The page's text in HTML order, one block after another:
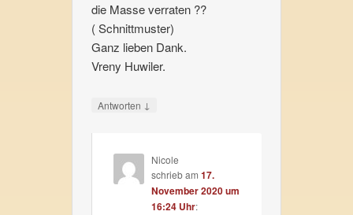
die Masse verraten ??
( Schnittmuster)
Ganz lieben Dank.
Vreny Huwiler.
Antworten ↓
Nicole
schriebam 17.
November 2020 um
16:24 Uhr: